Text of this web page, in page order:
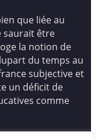
que liée au
saurait être
la notion de
du temps au
subjective et
un déficit de
comme